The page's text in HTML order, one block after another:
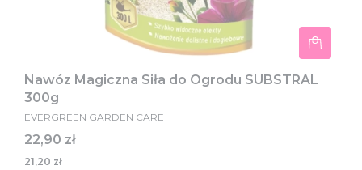
Nawóz Magiczna Siła do Ogrodu SUBSTRAL
300g
EVERGREEN GARDEN CARE
Cena
22,90 zł
21,20 zł